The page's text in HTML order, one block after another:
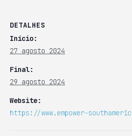
DETALHES
Início:
27 agosto 2024
Final:
29 agosto 2024
Website:
https://www.empower-